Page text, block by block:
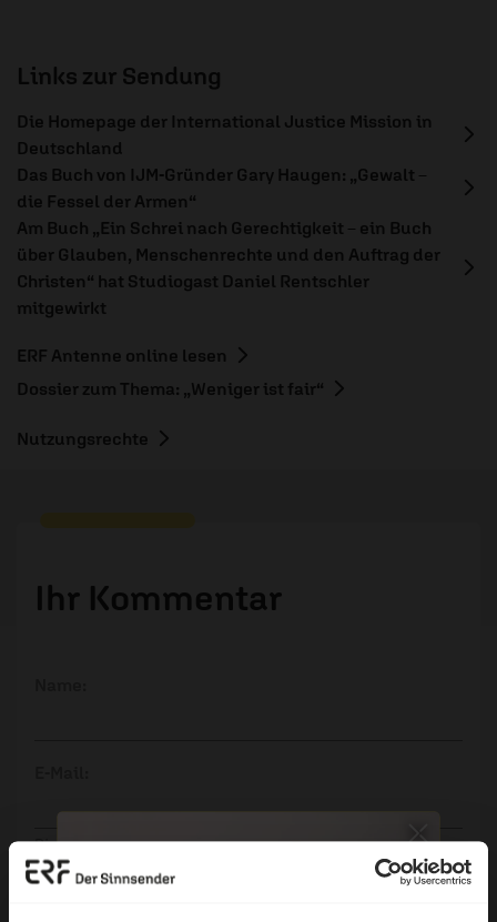
Links zur Sendung
Die Homepage der International Justice Mission in
Deutschland
Das Buch von IJM-Gründer Gary Haugen: „Gewalt –
die Fessel der Armen“
Am Buch „Ein Schrei nach Gerechtigkeit – ein Buch
über Glauben, Menschenrechte und den Auftrag der
Christen“ hat Studiogast Daniel Rentschler
mitgewirkt
ERF Antenne online lesen
Dossier zum Thema: „Weniger ist fair“
Nutzungsrechte
Ihr Kommentar
Die E-Mail-Adresse wird nicht veröffentlicht.
Kommentar: